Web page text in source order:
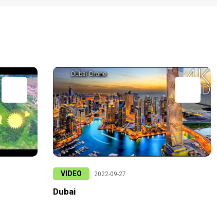
VIDEO 2022-09-27
Dubai